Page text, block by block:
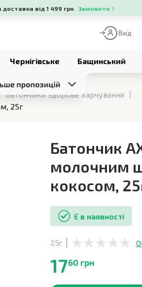
від 1 499 грн Замовити
Вхід
Чернігівське Бащинський
Батончики здорове харчування
25г
Батончик
молочним
кокосом,
Є в наявності
25г
1760 грн